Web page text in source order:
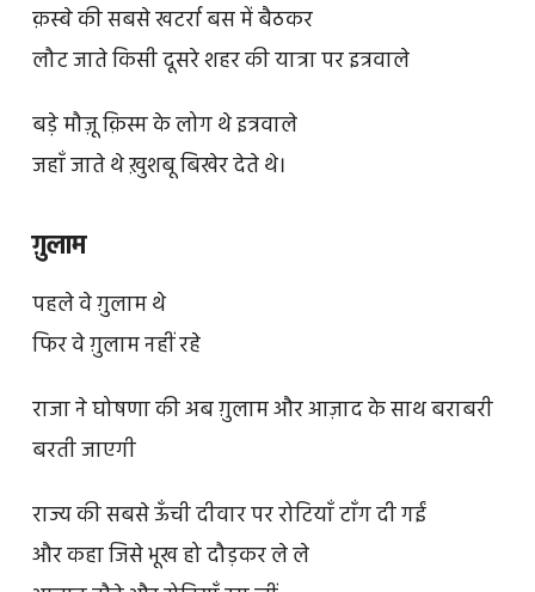
क़स्बे की सबसे खटर्रा बस में बैठकर
लौट जाते किसी दूसरे शहर की यात्रा पर इत्रवाले
बड़े मौज़ू क़िस्म के लोग थे इत्रवाले
जहाँ जाते थे ख़ुशबू बिखेर देते थे।
ग़ुलाम
पहले वे ग़ुलाम थे
फिर वे ग़ुलाम नहीं रहे
राजा ने घोषणा की अब ग़ुलाम और आज़ाद के साथ बराबरी
बरती जाएगी
राज्य की सबसे ऊँची दीवार पर रोटियाँ टाँग दी गईं
और कहा जिसे भूख हो दौड़कर ले ले